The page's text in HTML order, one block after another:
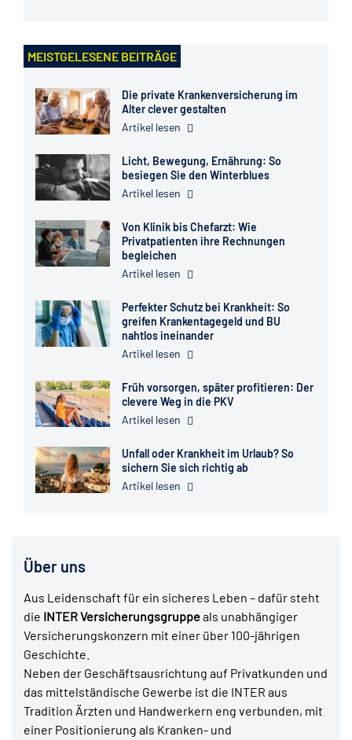
MEISTGELESENE BEITRÄGE
Die private Krankenversicherung im
Alter clever gestalten
Artikel lesen
Licht, Bewegung, Ernährung: So
besiegen Sie den Winterblues
Artikel lesen
Von Klinik bis Chefarzt: Wie
Privatpatienten ihre Rechnungen
begleichen
Artikel lesen
Perfekter Schutz bei Krankheit: So
greifen Krankentagegeld und BU
nahtlos ineinander
Artikel lesen
Früh vorsorgen, später profitieren: Der
clevere Weg in die PKV
Artikel lesen
Unfall oder Krankheit im Urlaub? So
sichern Sie sich richtig ab
Artikel lesen
Über uns
Aus Leidenschaft für ein sicheres Leben – dafür steht
die INTER Versicherungsgruppeals unabhängiger
Versicherungskonzern mit einer über 100-jährigen
Geschichte.
Neben der Geschäftsausrichtung auf Privatkunden und
das mittelständische Gewerbe ist die INTER aus
Tradition Ärzten und Handwerkern eng verbunden, mit
einer Positionierung als Kranken- und